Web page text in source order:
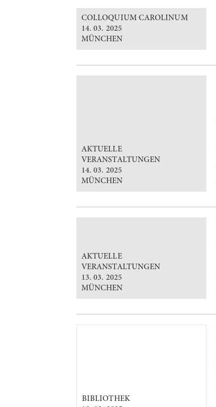
COLLOQUIUM CAROLINUM
14. 03. 2025
MÜNCHEN
AKTUELLE
VERANSTALTUNGEN
14. 03. 2025
MÜNCHEN
AKTUELLE
VERANSTALTUNGEN
13. 03. 2025
MÜNCHEN
BIBLIOTHEK